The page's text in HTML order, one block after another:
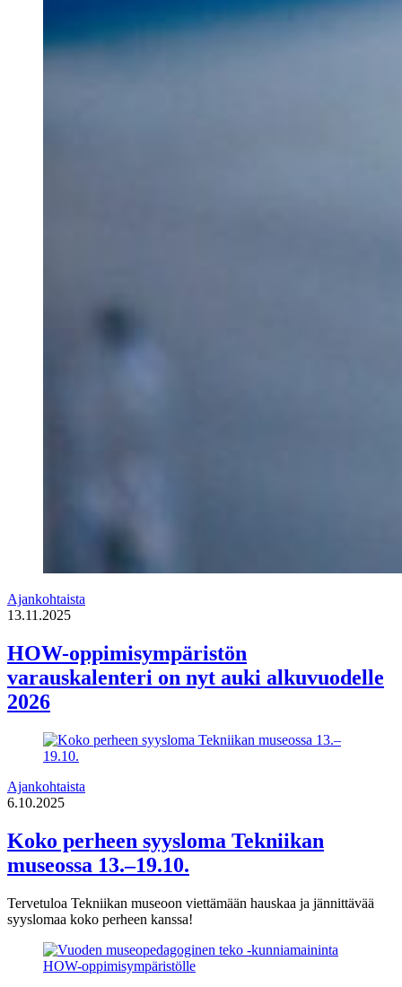
Ajankohtaista
13.11.2025
HOW-oppimisympäristön
varauskalenteri on nyt auki alkuvuodelle
2026
Ajankohtaista
6.10.2025
Koko perheen syysloma Tekniikan
museossa 13.–19.10.
Tervetuloa Tekniikan museoon viettämään hauskaa ja jännittävää
syyslomaa koko perheen kanssa!